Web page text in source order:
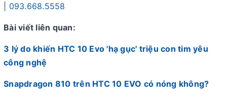
093.668.5558
Bài viết liên quan:
3 lý do khiến HTC 10 Evo 'hạ gục' triệu con tim yêu
công nghệ
Snapdragon 810 trên HTC 10 EVO có nóng không?